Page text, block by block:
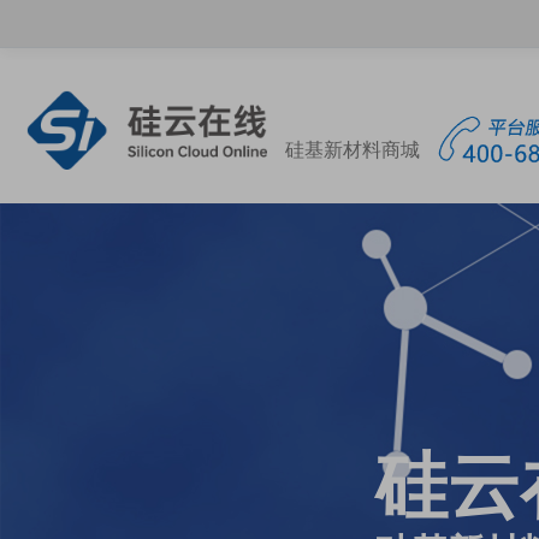
硅基新材料商城
硅云